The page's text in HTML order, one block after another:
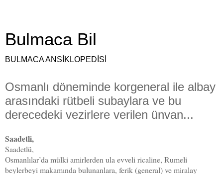
Bulmaca Bil
BULMACA ANSİKLOPEDİSİ
Osmanlı döneminde korgeneral ile albay
arasındaki rütbeli subaylara ve bu
derecedeki vezirlere verilen ünvan...
Saadetli,
Saadetlü,
Osmanlılar’da mülki amirlerden ula evveli ricaline, Rumeli
beylerbeyi makamında bulunanlara, ferik (general) ve miralay